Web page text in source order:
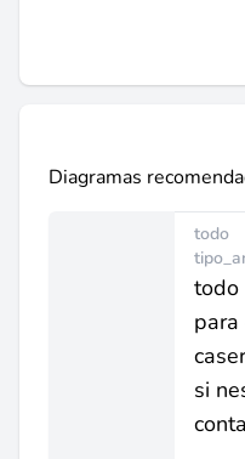
Diagramas
todo
todo
para
si